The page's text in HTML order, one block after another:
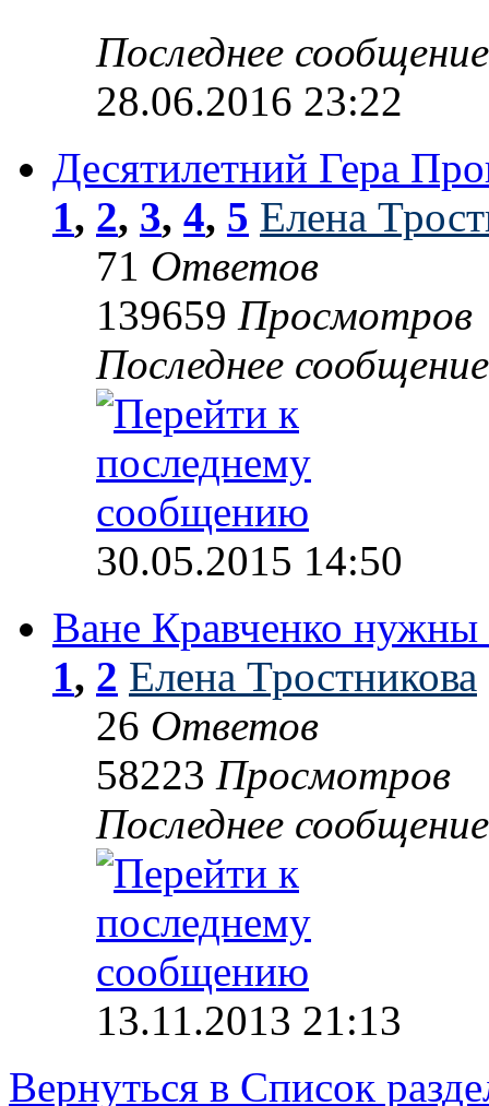
Последнее
28.06.2016 23:22
Десятилетний Гера
1, 2, 3, 4, 5 Елена
71 Ответов
139659 Просмотров
Последнее
30.05.2015 14:50
Ване Кравченко нужны
1, 2 Елена Тростникова
26 Ответов
58223 Просмотров
Последнее
13.11.2013 21:13
Вернуться в Список